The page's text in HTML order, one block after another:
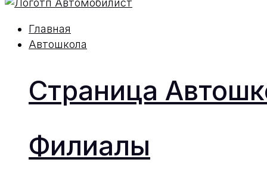
Главная
Автошкола
Страница
Филиалы